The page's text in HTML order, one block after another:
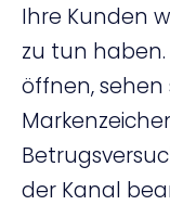
Ihre Kunden
zu tun haben.
öffnen, sehen
der Kanal